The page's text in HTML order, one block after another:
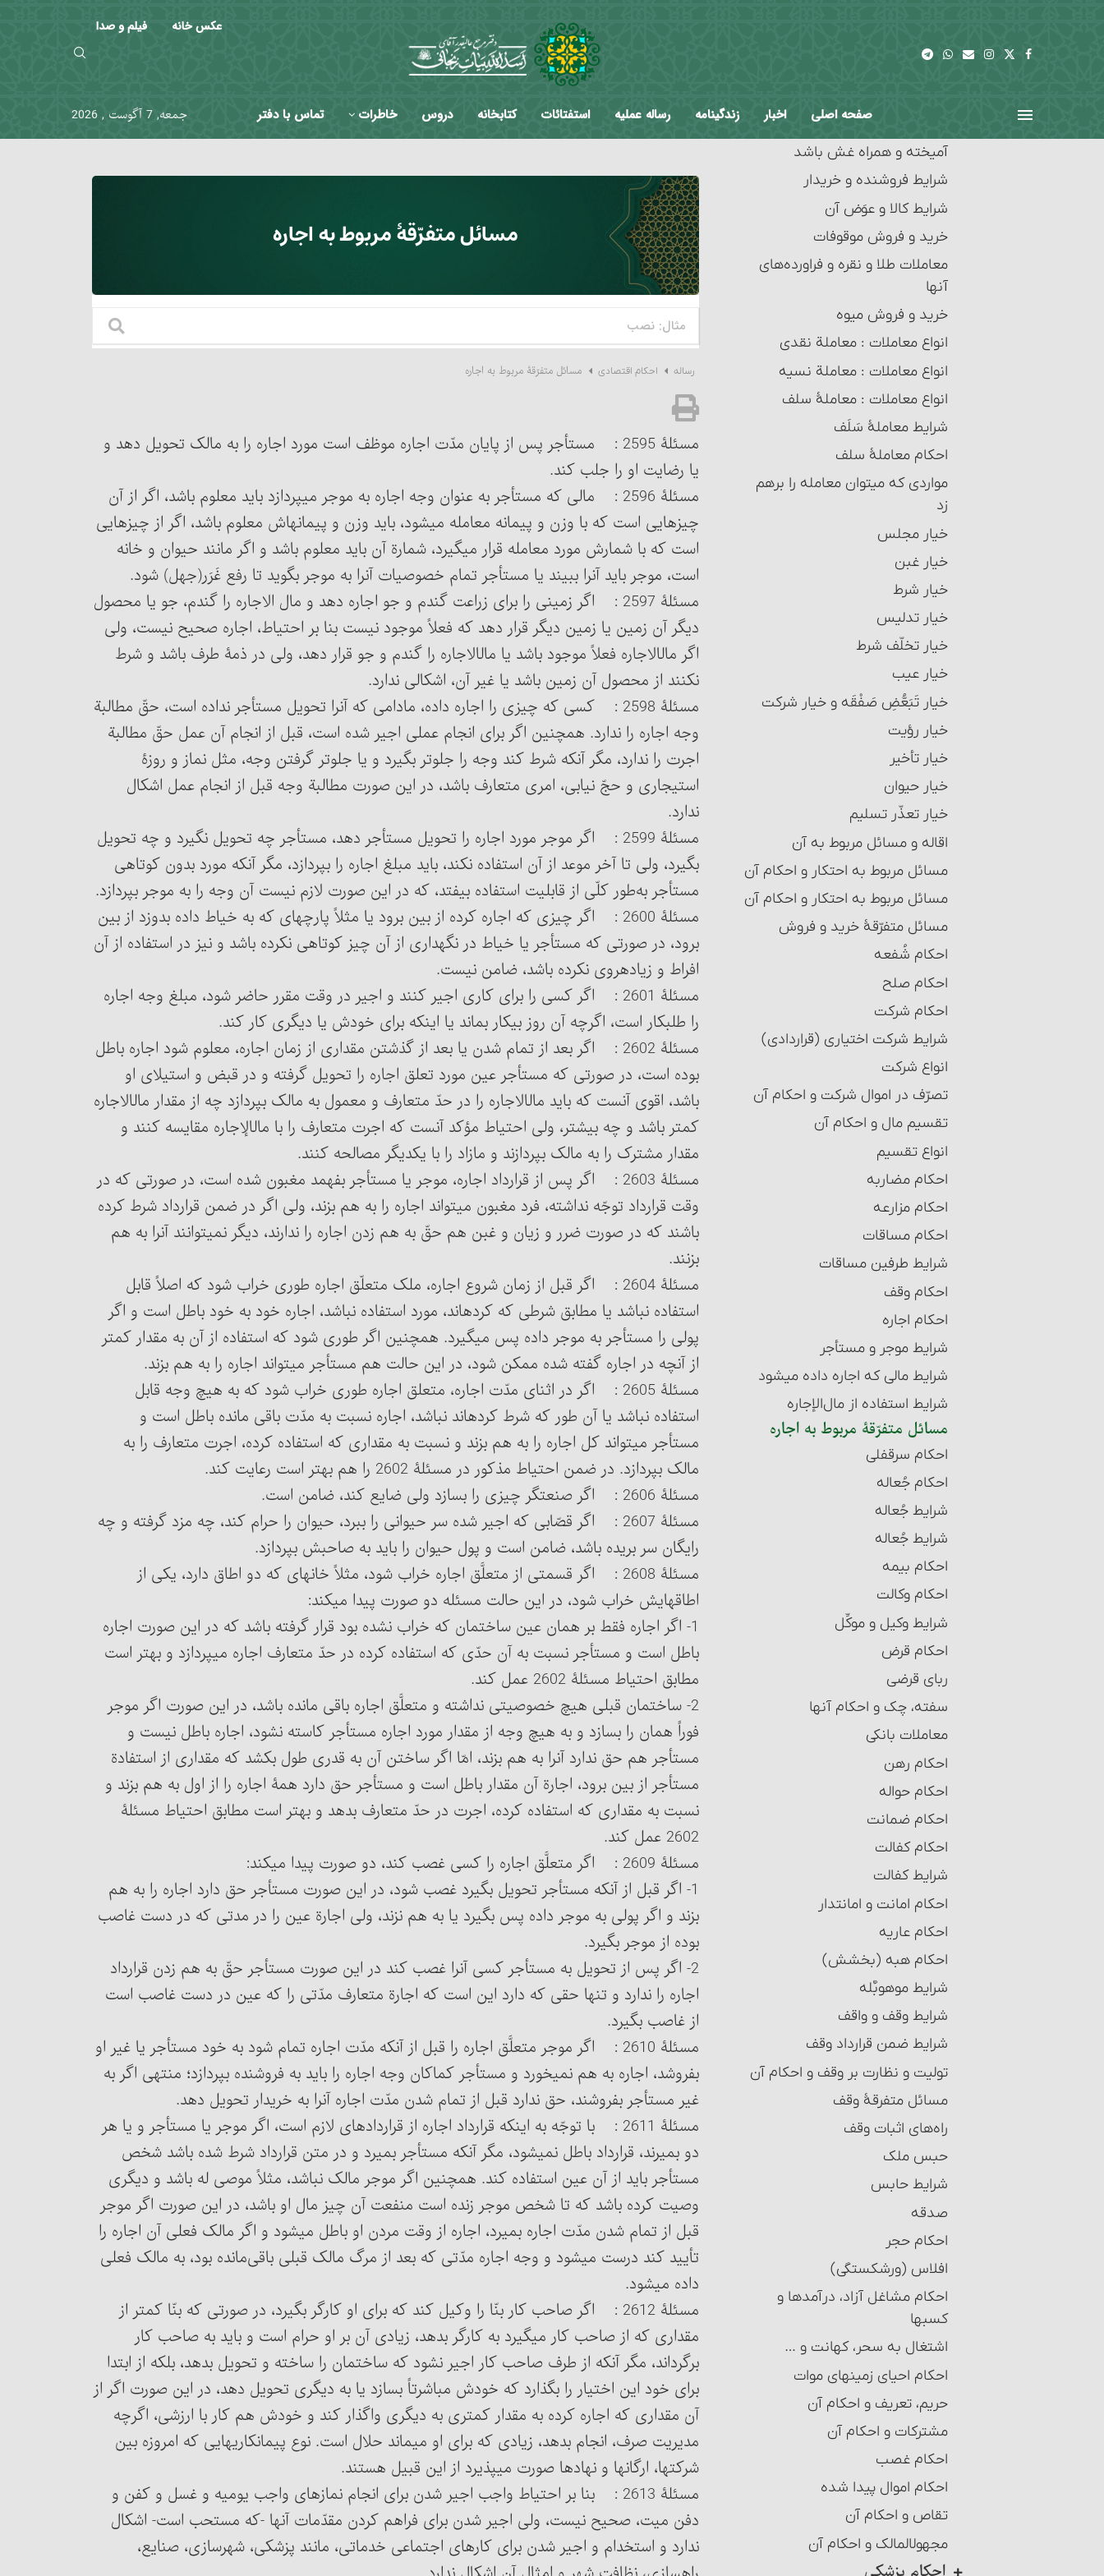
عکس خانه فیلم و صدا
صفحه اصلی اخبار زندگینامه رساله عملیه استفتائات کتابخانه دروس خاطرات تماس با دفتر جمعه, 7 آگوست , 2026
مسائل متفرّقۀ مربوط به اجاره
رساله احکام اقتصادی مسائل متفرّقۀ مربوط به اجاره
مسئلۀ 2595 : مستأجر پس از پایان مدّت اجاره موظف است مورد اجاره را به مالک تحویل دهد و
یا رضایت او را جلب کند.
مسئلۀ 2596 : مالی که مستأجر به عنوان وجه اجاره به موجر می‏پردازد باید معلوم باشد، اگر از آن
چیزهایی است که با وزن و پیمانه معامله می‏شود، باید وزن و پیمانه‎اش معلوم باشد، اگر از چیزهایی
است که با شمارش مورد معامله قرار می‏گیرد، شمارة آن باید معلوم باشد و اگر مانند حیوان و خانه
است، موجر باید آن‎را ببیند یا مستأجر تمام خصوصیات آن‎را به موجر بگوید تا رفع غَرَر(جهل) شود.
مسئلۀ 2597 : اگر زمینی را برای زراعت گندم و جو اجاره دهد و مال الاجاره را گندم، جو یا محصول
دیگر آن زمین یا زمین دیگر قرار دهد که فعلاً موجود نیست بنا بر احتیاط، اجاره صحیح نیست، ولی
اگر مال‎الاجاره فعلاً موجود باشد یا مال‎الاجاره را گندم و جو قرار دهد، ولی در ذمۀ طرف باشد و شرط
نکنند از محصول آن زمین باشد یا غیر آن، اشکالی ندارد.
مسئلۀ 2598 : کسی که چیزی را اجاره داده، مادامی که آن‎را تحویل مستأجر نداده است، حقّ مطالبة
وجه اجاره را ندارد. هم‎چنین اگر برای انجام عملی اجیر شده است، قبل از انجام آن عمل حقّ مطالبة
اجرت را ندارد، مگر آنکه شرط کند وجه را جلوتر بگیرد و یا جلوتر گرفتن وجه، مثل نماز و روزۀ
استیجاری و حجّ نیابی، امری متعارف باشد، در این صورت مطالبة وجه قبل از انجام عمل اشکال
ندارد.
مسئلۀ 2599 : اگر موجر مورد اجاره را تحویل مستأجر دهد، مستأجر چه تحویل نگیرد و چه تحویل
بگیرد، ولی تا آخر موعد از آن استفاده نکند، باید مبلغ اجاره را بپردازد، مگر آنکه مورد بدون کوتاهی
مستأجر به‌طور کلّی از قابلیت استفاده بیفتد، که در این صورت لازم نیست آن وجه را به موجر بپردازد.
مسئلۀ 2600 : اگر چیزی که اجاره کرده از بین برود یا مثلاً پارچه‏ای که به خیاط داده بدوزد از بین
برود، در صورتی که مستأجر یا خیاط در نگهداری از آن چیز کوتاهی ‏نکرده باشد و نیز در استفاده از آن
افراط و زیاده‎روی نکرده باشد، ضامن نیست.
مسئلۀ 2601 : اگر کسی را برای کاری اجیر کنند و اجیر در وقت مقرر حاضر شود، مبلغ وجه اجاره
را طلبکار است، اگرچه آن روز بیکار بماند یا اینکه برای خودش یا دیگری کار کند.
مسئلۀ 2602 : اگر بعد از تمام شدن یا بعد از گذشتن مقداری از زمان اجاره، معلوم شود اجاره باطل
بوده است، در صورتی که مستأجر عین مورد تعلق اجاره را تحویل گرفته و در قبض و استیلای او
باشد، اقوی‏ آنست که باید مال‎الاجاره را در حدّ متعارف و معمول به مالک بپردازد چه از مقدار مال‎الاجاره
کمتر باشد و چه بیشتر، ولی احتیاط مؤکد آنست که اجرت متعارف را با مال‎الإجاره مقایسه کنند و
مقدار مشترک را به مالک بپردازند و مازاد را با یکدیگر مصالحه کنند.
مسئلۀ 2603 : اگر پس از قرارداد اجاره، موجر یا مستأجر بفهمد مغبون شده است، در صورتی که در
وقت قرارداد توجّه نداشته، فرد مغبون می‏تواند اجاره را به هم بزند، ولی اگر در ضمن قرارداد شرط کرده
باشند که در صورت ضرر و زیان و غبن هم حقّ به هم زدن اجاره را ندارند، دیگر نمی‏توانند آن‎را به هم
بزنند.
مسئلۀ 2604 : اگر قبل از زمان شروع اجاره، ملک متعلّق اجاره طوری خراب شود که اصلاً قابل
استفاده نباشد یا مطابق شرطی که کرده‎اند، مورد استفاده نباشد، اجاره خود به خود باطل است و اگر
پولی را مستأجر به موجر داده پس می‏گیرد. هم‎چنین اگر طوری شود که استفاده از آن به مقدار کمتر
از آنچه در اجاره گفته شده ممکن شود، در این حالت هم مستأجر می‏تواند اجاره را به هم بزند.
مسئلۀ 2605 : اگر در اثنای مدّت اجاره، متعلق اجاره طوری خراب شود که به هیچ وجه قابل
استفاده نباشد یا آن طور که شرط کرده‏اند نباشد، اجاره نسبت به مدّت باقی مانده باطل است و
مستأجر می‏تواند کل اجاره را به هم بزند و نسبت به مقداری که استفاده کرده، اجرت متعارف را به
مالک بپردازد. در ضمن احتیاط مذکور در مسئلۀ 2602 را هم بهتر است رعایت کند.
مسئلۀ 2606 : اگر صنعتگر چیزی را بسازد ولی ضایع کند، ضامن است.
مسئلۀ 2607 : اگر قصّابی که اجیر شده سر حیوانی را ببرد، حیوان را حرام کند، چه مزد گرفته و چه
رایگان سر بریده باشد، ضامن است و پول حیوان را باید به صاحبش بپردازد.
مسئلۀ 2608 : اگر قسمتی از متعلَّق اجاره خراب شود، مثلاً خانه‏ای که دو اطاق دارد، یکی از
اطاقهایش خراب شود، در این حالت مسئله دو صورت پیدا می‏کند:
1- اگر اجاره فقط بر همان عین ساختمان که خراب نشده بود قرار گرفته باشد که در این صورت اجاره
باطل است و مستأجر نسبت به آن حدّی که استفاده کرده در حدّ متعارف اجاره می‏پردازد و بهتر است
مطابق احتیاط مسئلۀ 2602 عمل کند.
2- ساختمان قبلی هیچ خصوصیتی نداشته و متعلَّق اجاره باقی مانده باشد، در این صورت اگر موجر
فوراً همان را بسازد و به هیچ وجه از مقدار مورد اجاره مستأجر کاسته نشود، اجاره باطل نیست و
مستأجر هم حق ندارد آن‎را به هم بزند، امّا اگر ساختن آن به قدری طول بکشد که مقداری از استفادة
مستأجر از بین برود، اجارة آن مقدار باطل است و مستأجر حق دارد همۀ اجاره را از اول به هم بزند و
نسبت به مقداری که استفاده کرده، اجرت در حدّ متعارف بدهد و بهتر است مطابق احتیاط مسئلۀ
2602 عمل کند.
مسئلۀ 2609 : اگر متعلَّق اجاره را کسی غصب کند، دو صورت پیدا می‏کند:
1- اگر قبل از آنکه مستأجر تحویل بگیرد غصب شود، در این صورت مستأجر حق دارد اجاره را به هم
بزند و اگر پولی به موجر داده پس بگیرد یا به هم نزند، ولی اجارة عین را در مدتی که در دست غاصب
بوده از موجر بگیرد.
2- اگر پس از تحویل به مستأجر کسی آن‎را غصب کند در این صورت مستأجر حقّ به هم زدن قرارداد
اجاره را ندارد و تنها حقی که دارد این است که اجارة متعارف مدّتی را که عین در دست غاصب است
از غاصب بگیرد.
مسئلۀ 2610 : اگر موجر متعلَّق اجاره را قبل از آنکه مدّت اجاره تمام شود به خود مستأجر یا غیر او
بفروشد، اجاره به هم نمی‏خورد و مستأجر کماکان وجه اجاره را باید به فروشنده بپردازد؛ منتهی اگر به
غیر مستأجر بفروشند، حق ندارد قبل از تمام شدن مدّت اجاره آن‎را به خریدار تحویل دهد.
مسئلۀ 2611 : با توجّه به اینکه قرارداد اجاره از قراردادهای لازم است، اگر موجر یا مستأجر و یا هر
دو بمیرند، قرارداد باطل نمی‏شود، مگر آنکه مستأجر بمیرد و در متن قرارداد شرط شده باشد شخص
مستأجر باید از آن عین استفاده کند. هم‎چنین اگر موجر مالک نباشد، مثلاً موصی له باشد و دیگری
وصیت کرده باشد که تا شخص موجر زنده است منفعت آن چیز مال او باشد، در این صورت اگر موجر
قبل از تمام شدن مدّت اجاره بمیرد، اجاره از وقت مردن او باطل می‏شود و اگر مالک فعلی آن اجاره را
تأیید کند درست می‏شود و وجه اجاره مدّتی که بعد از مرگ مالک قبلی باقی‌مانده بود، به مالک فعلی
داده می‏شود.
مسئلۀ 2612 : اگر صاحب کار بنّا را وکیل کند که برای او کارگر بگیرد، در صورتی که بنّا کمتر از
مقداری که از صاحب کار می‏گیرد به کارگر بدهد، زیادی آن بر او حرام است و باید به صاحب کار
برگرداند، مگر آنکه از طرف صاحب کار اجیر نشود که ساختمان را ساخته و تحویل بدهد، بلکه از ابتدا
برای خود این اختیار را بگذارد که خودش مباشرتاً بسازد یا به دیگری تحویل دهد، در این صورت اگر از
آن مقداری که اجاره کرده به مقدار کمتری به دیگری واگذار کند و خودش هم کار با ارزشی، اگرچه
مدیریت صرف، انجام بدهد، زیادی که برای او می‏ماند حلال است. نوع پیمان‎کاریهایی که امروزه بین
شرکتها، ارگانها و نهادها صورت می‏پذیرد از این قبیل هستند.
مسئلۀ 2613 : بنا بر احتیاط واجب اجیر شدن برای انجام نمازهای واجب یومیه و غسل و کفن و
دفن میت، صحیح نیست، ولی اجیر شدن برای فراهم کردن مقدّمات آنها -که مستحب است- اشکال
ندارد و استخدام و اجیر شدن برای کارهای اجتماعی خدماتی، مانند پزشکی، شهرسازی، صنایع،
می‏شوند
آمیخته و همراه غش باشد
شرایط فروشنده و خریدار
شرایط کالا و عوَض آن
خرید و فروش موقوفات
معاملات طلا و نقره و فراورده‌های
آنها‏
خرید و فروش میوه‏
انواع معاملات‏ : معاملة نقدی
انواع معاملات‏ : معاملة نسیه
انواع معاملات‏ : معاملۀ سلف‏
شرایط معاملۀ سَلَف
احکام معاملۀ سلف
مواردی که می‏توان معامله را برهم
زد
خیار مجلس
خیار غبن
خیار شرط
خیار تدلیس
خیار تخلّف شرط
خیار عیب
خیار تَبَعُّضِ صَفْقَه و خیار شرکت
خیار رؤیت
خیار تأخیر
خیار حیوان
خیار تعذّر تسلیم
اقاله و مسائل مربوط به آن‏
مسائل مربوط به احتکار و احکام آن‏
مسائل مربوط به احتکار و احکام آن
مسائل متفرّقۀ‏ خرید و فروش
احکام شُفعه
احکام صلح
احکام شرکت
شرایط شرکت اختیاری (قراردادی)
انواع شرکت‏
تصرّف در اموال شرکت و احکام آن
تقسیم مال و احکام آن‏
انواع تقسیم‏
احکام مضاربه‏
احکام مزارعه‏
احکام مساقات‏
شرایط طرفین مساقات
احکام وقف
احکام اجاره‏
شرایط موجر و مستأجر
شرایط مالی که اجاره داده می‏شود
شرایط استفاده از مال‌الإجاره
مسائل متفرّقۀ مربوط به اجاره
احکام سرقفلی
احکام جُعاله
شرایط جُعاله‏
شرایط جُعاله‏
احکام بیمه
احکام وکالت
شرایط وکیل و موکِّل
احکام قرض
ربای قرضی
سفته، چک و احکام آنها‏
معاملات بانکی
احکام رهن‏
احکام حواله‏
احکام ضمانت‏
احکام کفالت
شرایط کفالت
احکام امانت و امانت‏دار
احکام عاریه‏
احکام هبه (بخشش)
شرایط موهوبٌ‎‏له
شرایط وقف و واقف‏
شرایط ضمن قرارداد وقف
تولیت و نظارت بر وقف و احکام آن
مسائل متفرقۀ وقف‏
راه‌های اثبات وقف
حبس ملک
شرایط حابس‏
صدقه
احکام حجر
افلاس (ورشکستگی)
احکام مشاغل آزاد، درآمدها و
کسبها
اشتغال به سحر، کهانت و …
احکام احیای زمینهای موات‏
حریم، تعریف و احکام آن‏
مشترکات و احکام آن‏
احکام غصب‏
احکام اموال پیدا شده
تقاص و احکام آن‏
مجهول‎المالک و احکام آن‏